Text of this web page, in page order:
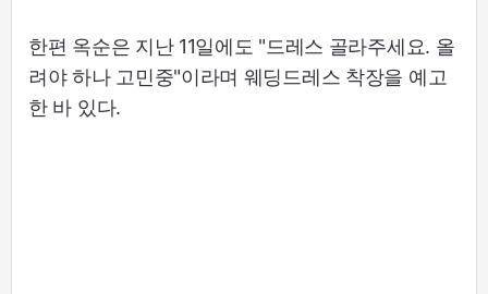
한편 옥순은 지난 11일에도 "드레스 골라주세요. 올
려야 하나 고민중"이라며 웨딩드레스 착장을 예고
한 바 있다.